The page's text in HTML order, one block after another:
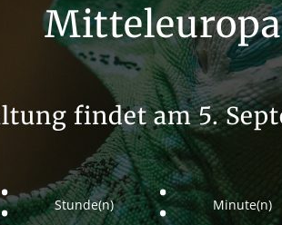
Mitteleuropa
findet am 5.
Stunde(n) : Minute(n)